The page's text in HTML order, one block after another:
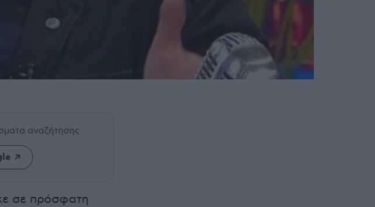
αναζήτησης
σε πρόσφατη